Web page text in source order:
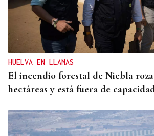
HUELVA EN LLAMAS
El incendio forestal de Niebla roza
hectáreas y está fuera de